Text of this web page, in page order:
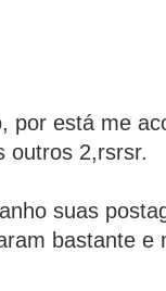
por está me
outros 2,rsrsr.
suas
bastante e